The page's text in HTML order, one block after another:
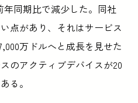
年同期比で減少した。同社
点があり、それはサービス
万ドルへと成長を見せた
のアクティブデバイスが20
る。